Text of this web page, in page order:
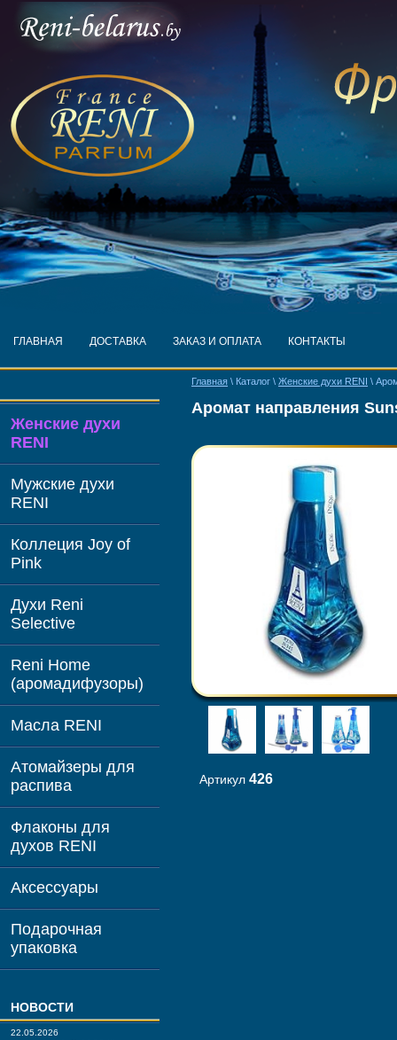
ГЛАВНАЯ ДОСТАВКА ЗАКАЗ И ОПЛАТА КОНТАКТЫ
Женские духи
RENI
Мужские духи
RENI
Коллеция Joy of
Pink
Духи Reni
Selective
Reni Home
(аромадифузоры)
Масла RENI
Атомайзеры для
распива
Флаконы для
духов RENI
Аксессуары
Подарочная
упаковка
НОВОСТИ
22.05.2026
Главная \ Каталог \ Женские духи RENI \
Аромат направления
Артикул 426